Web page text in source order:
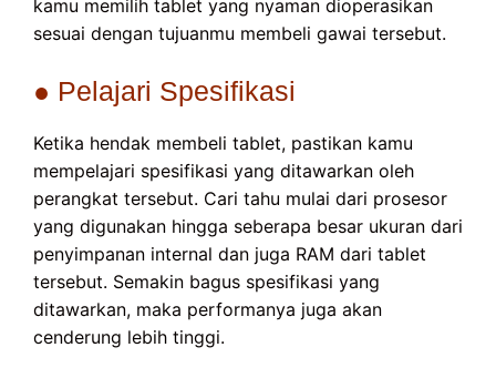
kamu memilih tablet yang nyaman dioperasikan
sesuai dengan tujuanmu membeli gawai tersebut.
● Pelajari Spesifikasi
Ketika hendak membeli tablet, pastikan kamu
mempelajari spesifikasi yang ditawarkan oleh
perangkat tersebut. Cari tahu mulai dari prosesor
yang digunakan hingga seberapa besar ukuran dari
penyimpanan internal dan juga RAM dari tablet
tersebut. Semakin bagus spesifikasi yang
ditawarkan, maka performanya juga akan
cenderung lebih tinggi.